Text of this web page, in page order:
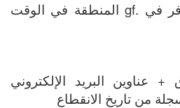
لدينا 181 نطاقات متوفر في .gf المنطقة في الوقت
+ عناوين البريد الإلكتروني
من تاريخ الانقطاع